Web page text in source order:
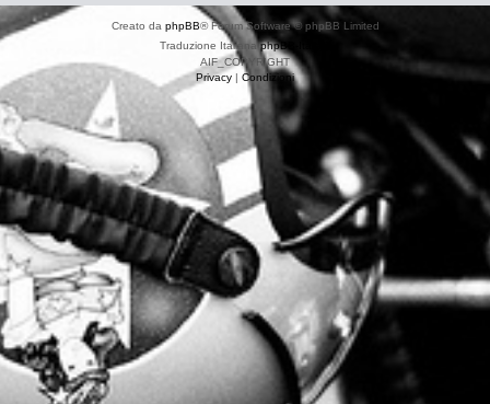
Creato da phpBB® Forum Software © phpBB Limited
Traduzione ItalianaphpBB-Italia.it
AIF_COPYRIGHT
Privacy | Condizioni